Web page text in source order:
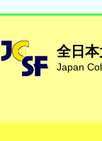
全日
Japan